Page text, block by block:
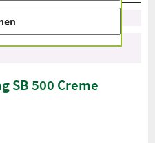
SB 500 Creme